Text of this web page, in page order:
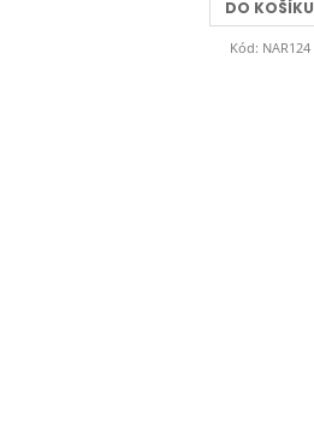
DO KOŠÍKU
Kód: NAR124